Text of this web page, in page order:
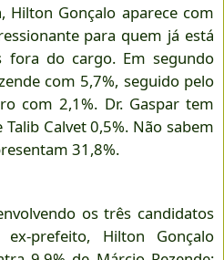
Hilton Gonçalo aparece com
para quem já está
fora do cargo. Em segundo
com 5,7%, seguido pelo
com 2,1%. Dr. Gaspar tem
Calvet 0,5%. Não sabem
31,8%.
os três candidatos
prefeito, Hilton Gonçalo